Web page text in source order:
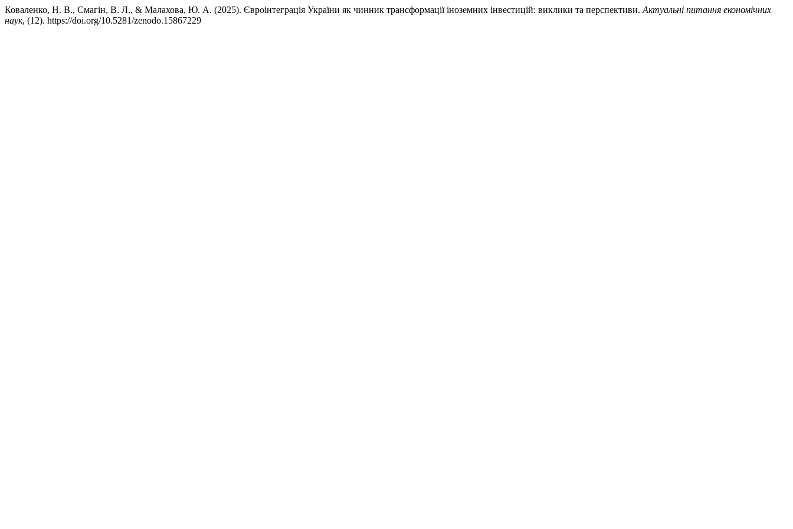
Коваленко, Н. В., Смагін, В. Л., & Малахова, Ю. А. (2025). Євроінтеграція України як чинник трансформації іноземних інвестицій: виклики та перспективи. Актуальні питання економічних
наук, (12). https://doi.org/10.5281/zenodo.15867229